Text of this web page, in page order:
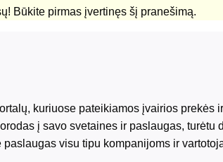
Būkite pirmas įvertinęs šį pranešimą.
kuriuose pateikiamos įvairios prekės
į savo svetaines ir paslaugas, turėtu
visu tipu kompanijoms ir